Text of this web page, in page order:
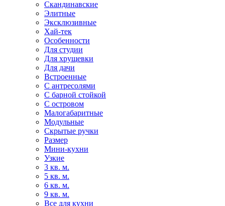
Скандинавские
Элитные
Эксклюзивные
Хай-тек
Особенности
Для студии
Для хрущевки
Для дачи
Встроенные
С антресолями
С барной стойкой
С островом
Малогабаритные
Модульные
Скрытые ручки
Размер
Мини-кухни
Узкие
3 кв. м.
5 кв. м.
6 кв. м.
9 кв. м.
Все для кухни